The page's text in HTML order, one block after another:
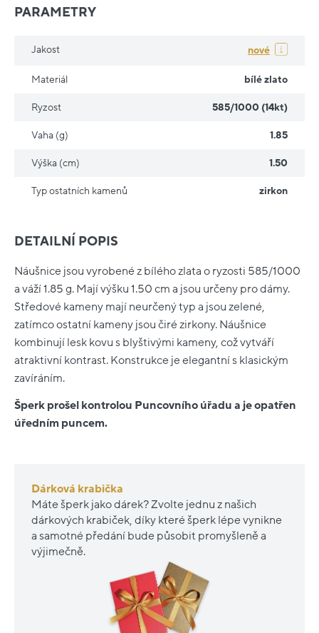
DETAILNÍ POPIS
Náušnice jsou vyrobené z bílého zlata o ryzosti 585/1000
a váží 1.85 g. Mají výšku 1.50 cm a jsou určeny pro dámy.
Středové kameny mají neurčený typ a jsou zelené,
zatímco ostatní kameny jsou čiré zirkony. Náušnice
kombinují lesk kovu s blyštivými kameny, což vytváří
atraktivní kontrast. Konstrukce je elegantní s klasickým
zavíráním.
Šperk prošel kontrolou Puncovního úřadu a je opatřen
úředním puncem.
Dárková krabička
Máte šperk jako dárek? Zvolte jednu z našich
dárkových krabiček, díky které šperk lépe vynikne
a samotné předání bude působit promyšleně a
výjimečně.
PARAMETRY
Jakost nové
Materiál bílé zlato
Ryzost 585/1000 (14kt)
Vaha (g) 1.85
Výška (cm) 1.50
Typ ostatních kamenů zirkon